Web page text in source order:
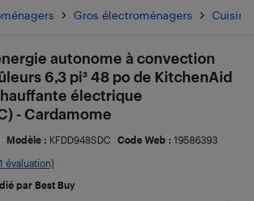
Gros électroménagers
autonome à convection
6,3 pi³ 48 po de KitchenAid
électrique
- Cardamome
Modèle : KFDD948SDC Code Web : 19586393
évaluation)
par Best Buy